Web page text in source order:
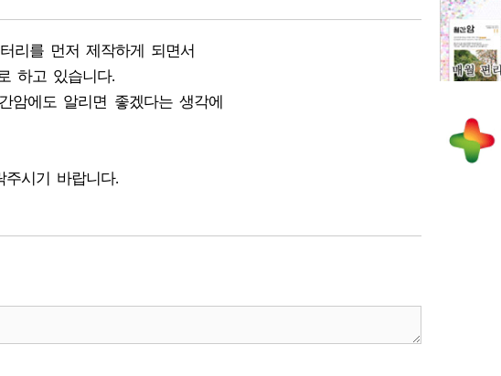
리를 먼저 제작하게 되면서
하고 있습니다.
암에도 알리면 좋겠다는 생각에
시기 바랍니다.